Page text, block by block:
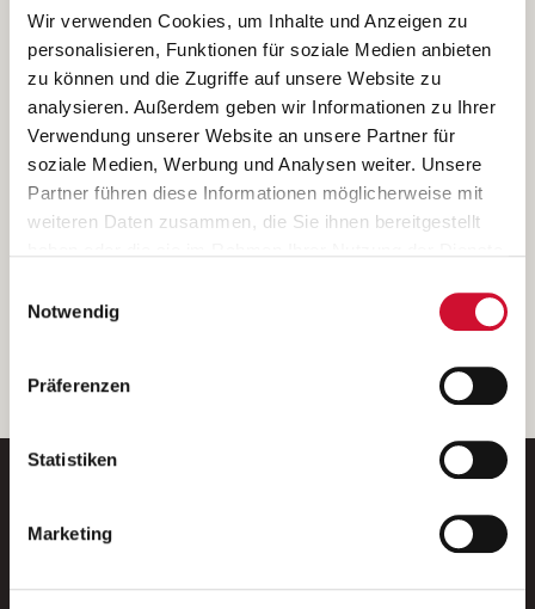
Wir verwenden Cookies, um Inhalte und Anzeigen zu
personalisieren, Funktionen für soziale Medien anbieten
zu können und die Zugriffe auf unsere Website zu
analysieren. Außerdem geben wir Informationen zu Ihrer
Verwendung unserer Website an unsere Partner für
soziale Medien, Werbung und Analysen weiter. Unsere
Partner führen diese Informationen möglicherweise mit
weiteren Daten zusammen, die Sie ihnen bereitgestellt
Wenn Sie auf „Cookies zulassen“ klicken, so stimmen
Sie der Speicherung sämtlicher Cookies zu. Sie können
Ihre Einwilligung selbstverständlich jederzeit widerrufen,
indem Sie die Cookie-Einstellungen aufrufen und diese
unserer
Notwendig
Präferenzen
Statistiken
Marketing
Ich bin damit einverstanden, dass meine personenbezogenen Daten
ausschließlich zum Zweck der Durchführung der Kontaktanfrage
verarbeitet, auf IT- Systemen der Garitz Bewirtschaftungsbetriebe
GmbH, Heinrich-von-Kleist-Straße 2, 97688 Bad Kissingen
(Betreiber) gespeichert und an die für das Stellenangebot
verantwortliche Stelle zur Kontaktaufnahme weitergegeben
werden.
Diese Einwilligungserklärung kann ich jederzeit gegenüber dem
Weitere Details können Sie der
entnehmen.